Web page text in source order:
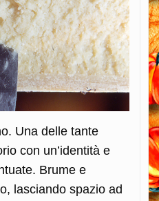
Una delle tante
con un’identità e
Brume e
lasciando spazio ad